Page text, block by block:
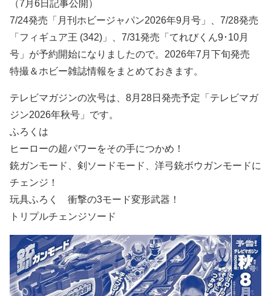
（7月6日記事公開）
7/24発売「月刊ホビージャパン2026年9月号」、7/28発売
「フィギュア王 (342)」、7/31発売「てれびくん9･10月
号」が予約開始になりましたので。2026年7月下旬発売
特撮＆ホビー雑誌情報をまとめておきます。
テレビマガジンの次号は、8月28日発売予定「テレビマガ
ジン2026年秋号」です。
ふろくは
ヒーローの超パワーをその手につかめ！
銃ガンモード、剣ソードモード、洋弓銃ボウガンモードに
チェンジ！
玩具ふろく 衝撃の3モード変形武器！
トリプルチェンジソード